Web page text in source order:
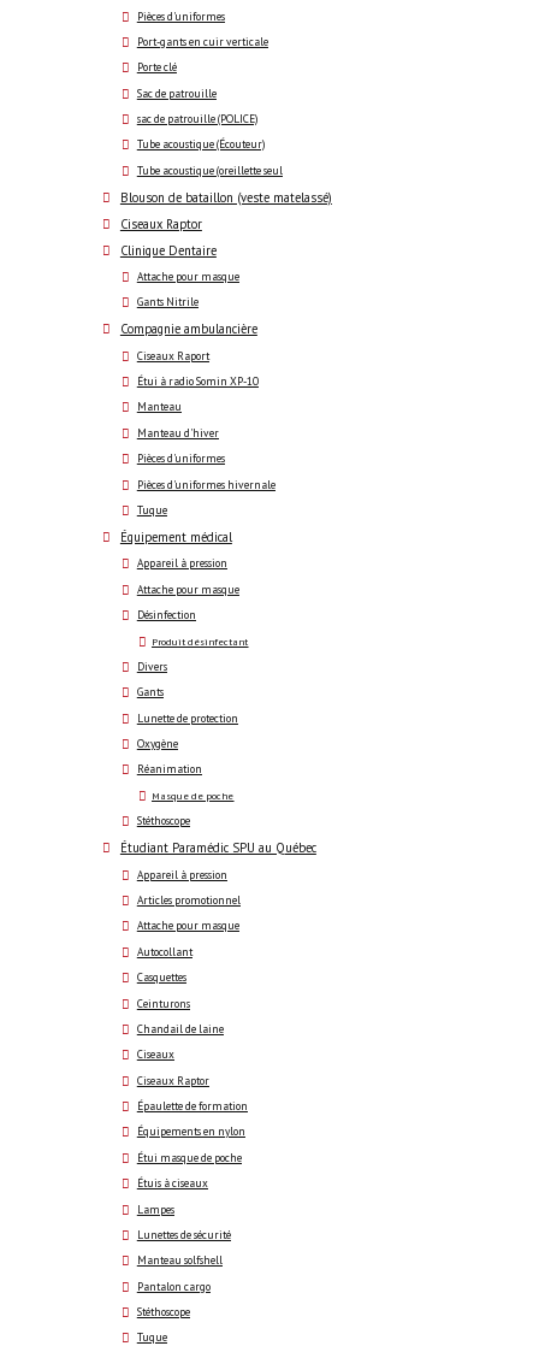
Pièces d'uniformes
Port-gants en cuir verticale
Porte clé
Sac de patrouille
sac de patrouille (POLICE)
Tube acoustique (Écouteur)
Tube acoustique (oreillette seul
Blouson de bataillon (veste matelassé)
Ciseaux Raptor
Clinique Dentaire
Attache pour masque
Gants Nitrile
Compagnie ambulancière
Ciseaux Raport
Étui à radio Somin XP-10
Manteau
Manteau d'hiver
Pièces d'uniformes
Pièces d'uniformes hivernale
Tuque
Équipement médical
Appareil à pression
Attache pour masque
Désinfection
Produit désinfectant
Divers
Gants
Lunette de protection
Oxygène
Réanimation
Masque de poche
Stéthoscope
Étudiant Paramédic SPU au Québec
Appareil à pression
Articles promotionnel
Attache pour masque
Autocollant
Casquettes
Ceinturons
Chandail de laine
Ciseaux
Ciseaux Raptor
Épaulette de formation
Équipements en nylon
Étui masque de poche
Étuis à ciseaux
Lampes
Lunettes de sécurité
Manteau solfshell
Pantalon cargo
Stéthoscope
Tuque